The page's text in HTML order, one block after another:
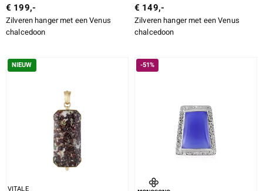
€ 199,-
Zilveren hanger met een Venus
chalcedoon
€ 149,-
Zilveren hanger met een Venus
chalcedoon
NIEUW
VITALE
-51%